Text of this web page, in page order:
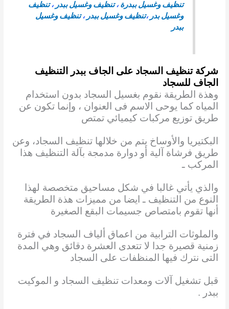
تنظيف وغسيل ببدرة،تنظيف وغسيل ببدر ،تنظيف
وغسيل بدر ،تنظيف وغسيل ببدر ،تنظيف وغسيل
ببدر
شركة تنظيف السجاد على الجاف ببدر
التنظيف
الجاف للسجاد
وهذة الطريقة نقوم بغسيل السجاد بدون استخدام
المياه كما يوحى الاسم فى العنوان ، وإنما تكون عن
طريق توزيع مركبات كيميائي تمتص
البكتيريا والأوساخ يتم من خلالها تنظيف السجاد، وعن
طريق فرشاة آلية أو دوارة مدمجة بآلة التنظيف هذا
المركب ـ
والذي يأتي غالبا في شكل مساحيق متخصصة لهذا
النوع من التنظيف ـ ايضا من مميزات هذة الطريقة
أنها تقوم بامتصاص جسيمات البقع الصغيرة
والملوثات الترابية من اعماق ألياف السجاد في فترة
زمنية قصيرة جدا لا تتعدى العشرة دقائق وهي المدة
التى نترك فيها المنظفات على السجاد
قبل تشغيل آلات ومعدات تنظيف السجاد و الموكيت
ببدر .